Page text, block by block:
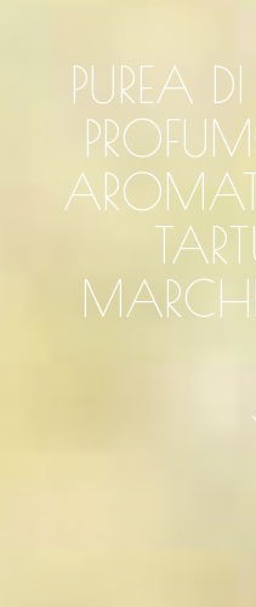
PUREA